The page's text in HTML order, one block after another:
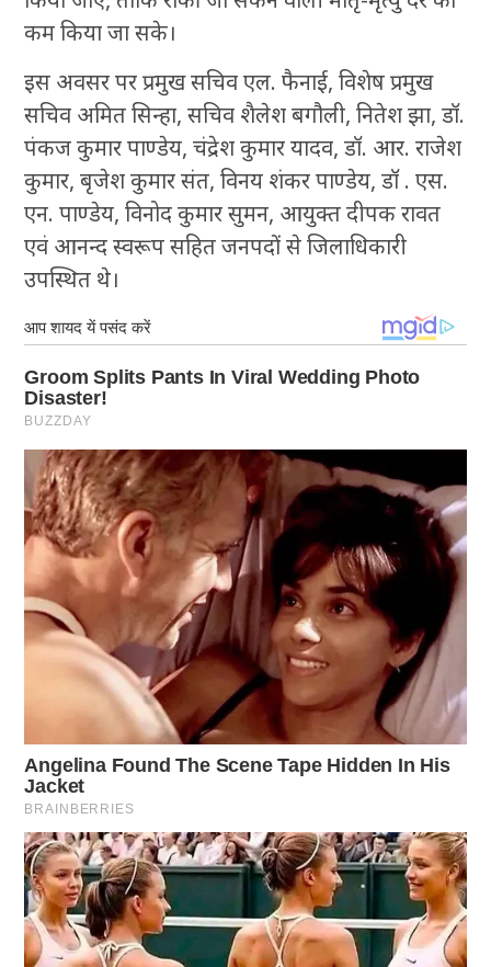
कम किया जा सके।
इस अवसर पर प्रमुख सचिव एल. फैनाई, विशेष प्रमुख
सचिव अमित सिन्हा, सचिव शैलेश बगौली, नितेश झा, डॉ.
पंकज कुमार पाण्डेय, चंद्रेश कुमार यादव, डॉ. आर. राजेश
कुमार, बृजेश कुमार संत, विनय शंकर पाण्डेय, डॉ . एस.
एन. पाण्डेय, विनोद कुमार सुमन, आयुक्त दीपक रावत
एवं आनन्द स्वरूप सहित जनपदों से जिलाधिकारी
उपस्थित थे।